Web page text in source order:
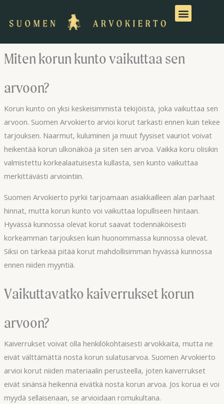
sisältöön
Miten korun kunto vaikuttaa sen
arvoon?
Korun kunto on yksi keskeisimmistä tekijöistä, joka vaikuttaa sen
arvoon. Suomen Arvokierto arvioi korut tarkasti ennen kuin tekee
tarjouksen. Naarmut, kuluminen ja muut fyysiset vauriot voivat
heikentää korun ulkonäköä ja siten sen arvoa. Vaikka koru olisikin
valmistettu korkealaatuisesta kullasta, sen kunto vaikuttaa
merkittävästi arviointiin.
Suomen Arvokierto pyrkii tarjoamaan asiakkailleen alan parhaat
hinnat, mutta korun kunto voi vaikuttaa lopulliseen hintaan.
Hyvässä kunnossa olevat korut saavat todennäköisesti
korkeamman tarjouksen kuin huonommassa kunnossa olevat.
Siksi on tärkeää pitää korut mahdollisimman hyvässä kunnossa
ennen niiden myyntiä.
Vaikuttavatko kaiverrukset korun
arvoon?
Kaiverrukset voivat olla henkilökohtaisesti arvokkaita, mutta ne
eivät välttämättä nosta korun sulatusarvoa. Suomen Arvokierto
arvioi korut niiden materiaalin perusteella, joten kaiverrukset
eivät sinänsä heikennä eivätkä nosta korun arvoa. Jos korua ei voi
myydä sellaisenaan, se arvioidaan romukultana.